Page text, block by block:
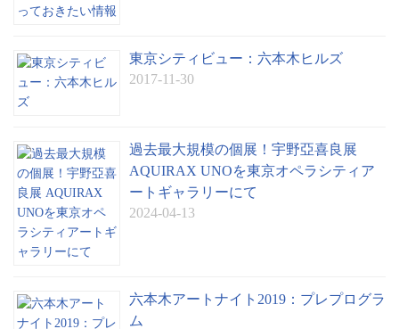
東京シティビュー：六本木ヒルズ
2017-11-30
過去最大規模の個展！宇野亞喜良展
AQUIRAX UNOを東京オペラシティア
ートギャラリーにて
2024-04-13
六本木アートナイト2019：プレプログラ
ム